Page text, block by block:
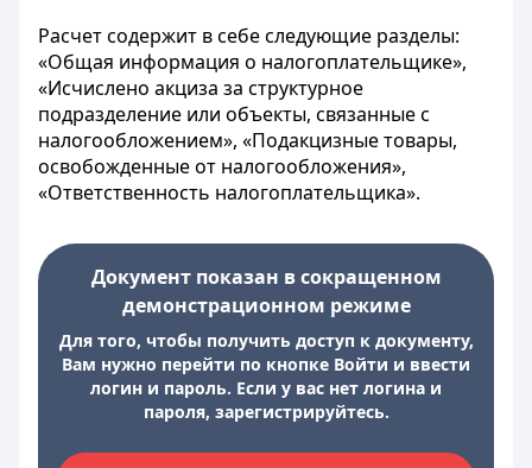
Расчет содержит в себе следующие разделы:
«Общая информация о налогоплательщике»,
«Исчислено акциза за структурное
подразделение или объекты, связанные с
налогообложением», «Подакцизные товары,
освобожденные от налогообложения»,
«Ответственность налогоплательщика».
Документ показан в сокращенном
демонстрационном режиме
Для того, чтобы получить доступ к документу,
Вам нужно перейти по кнопке Войти и ввести
логин и пароль. Если у вас нет логина и
пароля, зарегистрируйтесь.